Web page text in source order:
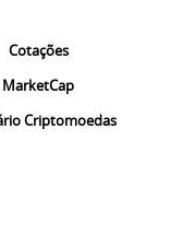
Cotações
MarketCap
Criptomoedas